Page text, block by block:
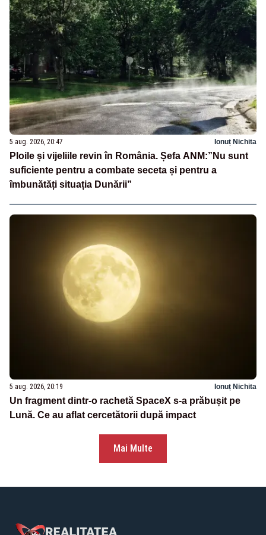
5 aug. 2026, 20:47 Ionuț Nichita
Ploile și vijeliile revin în România. Șefa ANM:”Nu sunt
suficiente pentru a combate seceta și pentru a
îmbunătăți situația Dunării”
5 aug. 2026, 20:19 Ionuț Nichita
Un fragment dintr-o rachetă SpaceX s-a prăbușit pe
Lună. Ce au aflat cercetătorii după impact
Mai Multe